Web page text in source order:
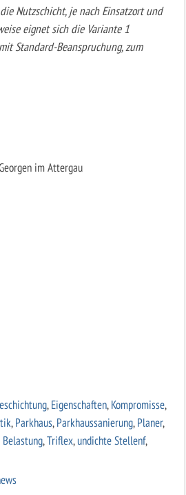
Nutzschicht, je nach Einsatzort und
eignet sich die Variante 1
Standard-Beanspruchung, zum
im Attergau
,Eigenschaften,Kompromisse,
,Parkhaus,Parkhaussanierung,Planer,
,Triflex,undichte Stellenf,